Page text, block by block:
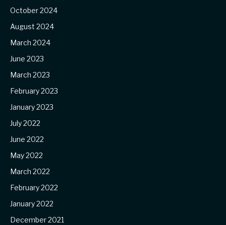
October 2024
August 2024
March 2024
June 2023
March 2023
February 2023
January 2023
July 2022
June 2022
May 2022
March 2022
February 2022
January 2022
December 2021